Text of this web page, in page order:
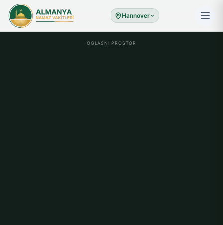
Hannover
OGLASNI PROSTOR